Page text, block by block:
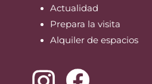
Actualidad
Prepara la visita
Alquiler de espacios